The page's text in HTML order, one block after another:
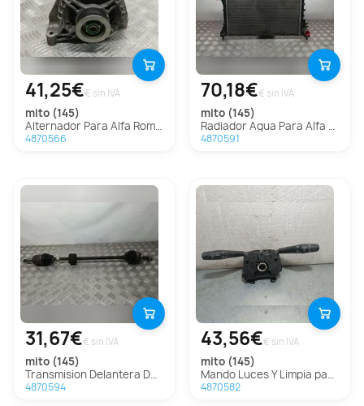
41,25€€ sin IVA
mito (145)
Alternador Para Alfa Romeo Mito
4870566
70,18€€ sin IVA
mito (145)
Radiador Agua Para Alfa Romeo Mito
4870591
31,67€€ sin IVA
mito (145)
Transmision Delantera Derecha Para Alfa Romeo Mito
4870594
43,56€€ sin IVA
mito (145)
Mando Luces Y Limpia para Alfa Romeo Mito (145)
4870582